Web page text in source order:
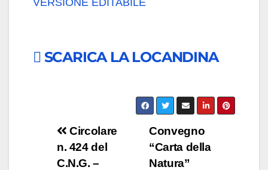
VERSIONE EDITABILE
SCARICA LA LOCANDINA
Navigazione
articoli
Convegno
“Carta della
Natura”
Circolare
n. 424 del
C.N.G. –